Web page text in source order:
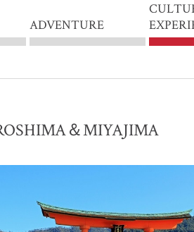
ADVENTURE
＆MIYAJIMA